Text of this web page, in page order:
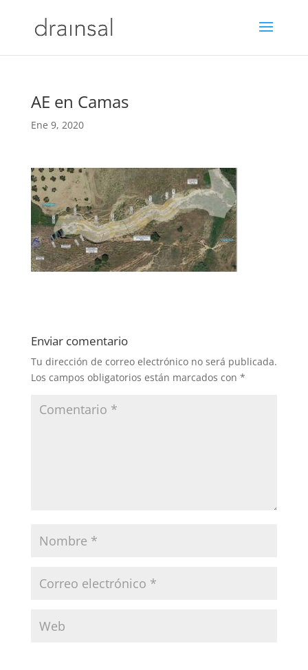
AE en Camas
Ene 9, 2020
Enviar comentario
Tu dirección de correo electrónico no será publicada.
Los campos obligatorios están marcados con *